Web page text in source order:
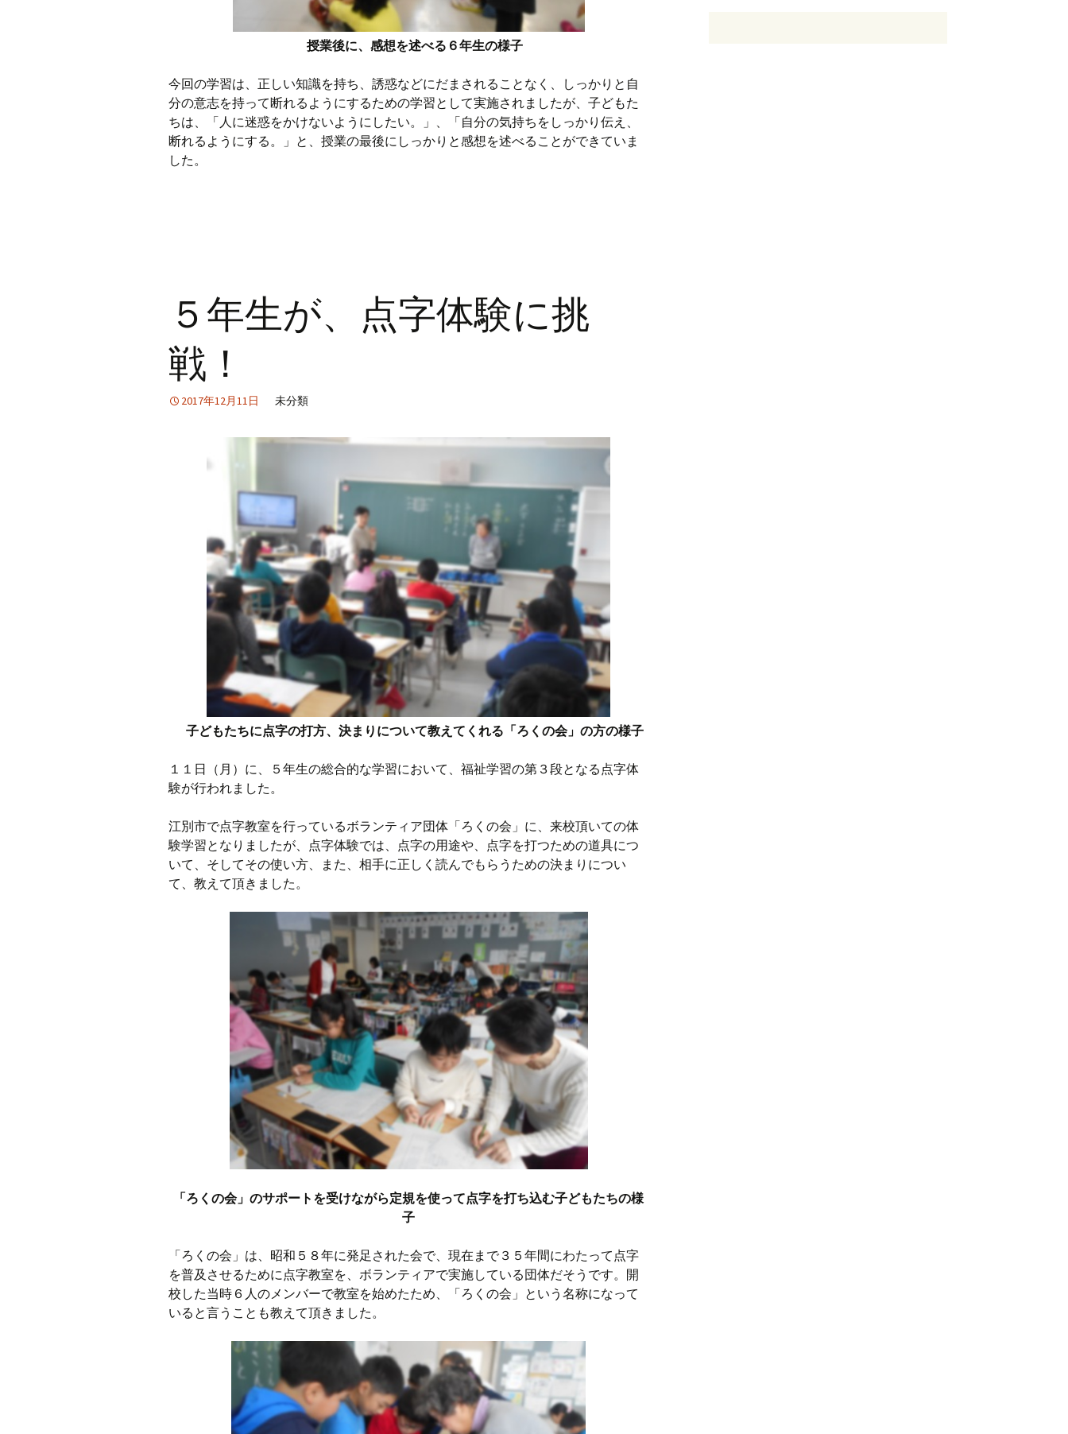
授業後に、感想を述べる６年生の様子
今回の学習は、正しい知識を持ち、誘惑などにだまされることなく、しっかりと自
分の意志を持って断れるようにするための学習として実施されましたが、子どもた
ちは、「人に迷惑をかけないようにしたい。」、「自分の気持ちをしっかり伝え、
断れるようにする。」と、授業の最後にしっかりと感想を述べることができていま
した。
５年生が、点字体験に挑
戦！
2017年12月11日 未分類
子どもたちに点字の打方、決まりについて教えてくれる「ろくの会」の方の様子
１１日（月）に、５年生の総合的な学習において、福祉学習の第３段となる点字体
験が行われました。
江別市で点字教室を行っているボランティア団体「ろくの会」に、来校頂いての体
験学習となりましたが、点字体験では、点字の用途や、点字を打つための道具につ
いて、そしてその使い方、また、相手に正しく読んでもらうための決まりについ
て、教えて頂きました。
「ろくの会」のサポートを受けながら定規を使って点字を打ち込む子どもたちの様
子
「ろくの会」は、昭和５８年に発足された会で、現在まで３５年間にわたって点字
を普及させるために点字教室を、ボランティアで実施している団体だそうです。開
校した当時６人のメンバーで教室を始めたため、「ろくの会」という名称になって
いると言うことも教えて頂きました。